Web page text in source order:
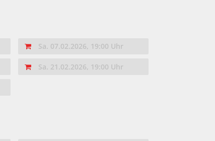
Sa. 07.02.2026, 19:00 Uhr
Sa. 21.02.2026, 19:00 Uhr